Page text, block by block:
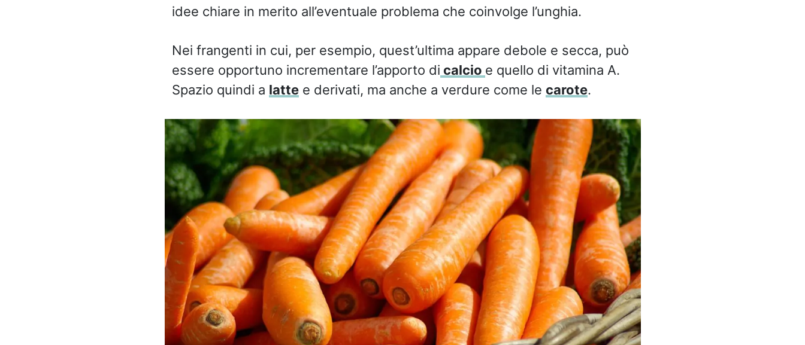
idee chiare in merito all’eventuale problema che coinvolge l’unghia.
Nei frangenti in cui, per esempio, quest’ultima appare debole e secca, può
essere opportuno incrementare l’apporto di calcio e quello di vitamina A.
Spazio quindi a lattee derivati, ma anche a verdure come le carote.